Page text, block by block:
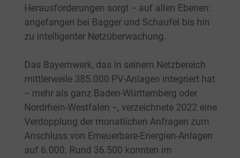
Herausforderungen sorgt − auf allen Ebenen:
angefangen bei Bagger und Schaufel bis hin
zu intelligenter Netzüberwachung.
Das Bayernwerk, das in seinem Netzbereich
mittlerweile 385.000 PV-Anlagen integriert hat
− mehr als ganz Baden-Württemberg oder
Nordrhein-Westfalen −, verzeichnete 2022 eine
Verdopplung der monatlichen Anfragen zum
Anschluss von Erneuerbare-Energien-Anlagen
auf 6.000. Rund 36.500 konnten im